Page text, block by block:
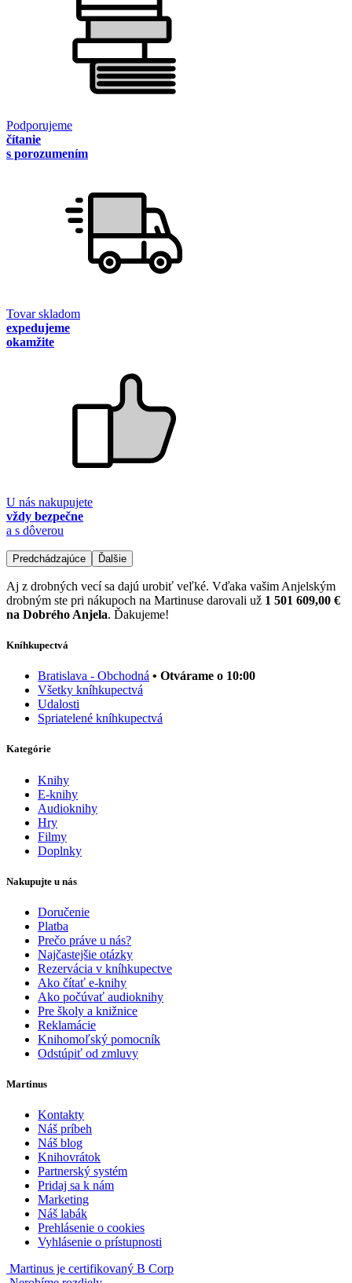
Podporujeme
čítanie
s porozumením
Tovar skladom
expedujeme
okamžite
U nás nakupujete
vždy bezpečne
a s dôverou
Predchádzajúce Ďalšie
Aj z drobných vecí sa dajú urobiť veľké. Vďaka vašim Anjelským
drobným ste pri nákupoch na Martinuse darovali už 1 501 609,00 €
na Dobrého Anjela. Ďakujeme!
Kníhkupectvá
Bratislava - Obchodná • Otvárame o 10:00
Všetky kníhkupectvá
Udalosti
Spriatelené kníhkupectvá
Kategórie
Knihy
E-knihy
Audioknihy
Hry
Filmy
Doplnky
Nakupujte u nás
Doručenie
Platba
Prečo práve u nás?
Najčastejšie otázky
Rezervácia v kníhkupectve
Ako čítať e-knihy
Ako počúvať audioknihy
Pre školy a knižnice
Reklamácie
Knihomoľský pomocník
Odstúpiť od zmluvy
Martinus
Kontakty
Náš príbeh
Náš blog
Knihovrátok
Partnerský systém
Pridaj sa k nám
Marketing
Náš labák
Prehlásenie o cookies
Vyhlásenie o prístupnosti
Martinus je certifikovaný B Corp